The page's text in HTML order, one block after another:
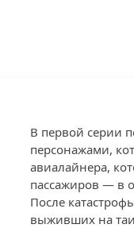
В первой серии
персонажами,
авиалайнера,
пассажиров — в
После
выживших на